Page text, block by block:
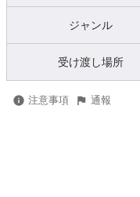
ジャンル
受け渡し場所
注意事項 通報